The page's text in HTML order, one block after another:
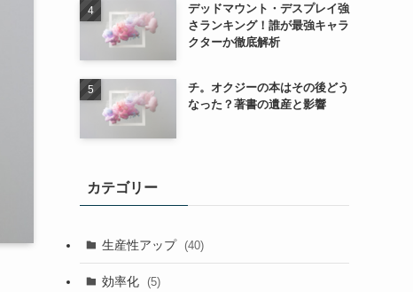
デッドマウント・デスプレイ強
さランキング！誰が最強キャラ
クターか徹底解析
チ。オクジーの本はその後どう
なった？著書の遺産と影響
カテゴリー
生産性アップ (40)
効率化 (5)